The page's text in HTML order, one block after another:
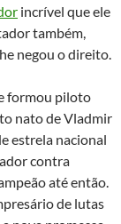
incrível que ele
também,
negou o direito.
formou piloto
nato de Vladmir
estrela nacional
contra
até então.
de lutas